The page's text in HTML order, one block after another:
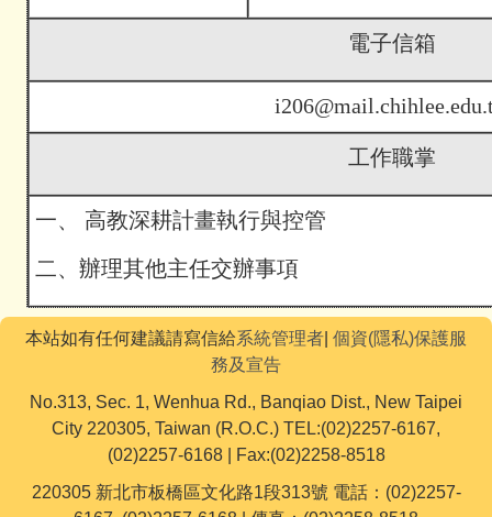
電子信箱
工作職掌
一、 高教深耕計畫執行與控管
二、 辦理其他主任交辦事項
本站如有任何建議請寫信給系統管理者 個資(隱私)保護服
務及宣告
No.313, Sec. 1, Wenhua Rd., Banqiao Dist., New Taipei
City 220305, Taiwan (R.O.C.) TEL:(02)2257-6167,
(02)2257-6168 | Fax:(02)2258-8518
220305 新北市板橋區文化路1段313號 電話：(02)2257-